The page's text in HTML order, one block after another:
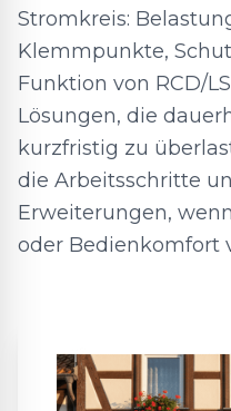
Stromkreis:
Klemmpunkte,
Funktion von RCD/
Lösungen, die
kurzfristig zu
die Arbeitsschritte
Erweiterungen,
oder Bedienkomfort